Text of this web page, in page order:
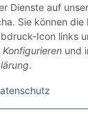
Dienste auf
Sie können
Icon links
Konfigurieren und
.
von 13 bis 16